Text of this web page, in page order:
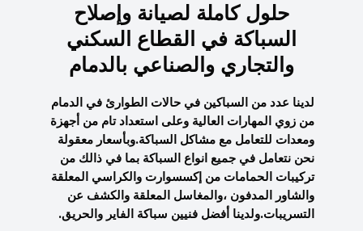
حلول كاملة لصيانة وإصلاح
السباكة في القطاع السكني
والتجاري والصناعي بالدمام
لدينا عدد من السباكين في حالات الطوارئ في الدمام
من زوي المهارات العالية وعلى استعداد تام من أجهزة
ومعدات للتعامل مع مشاكل السباكة.وبأسعار معقولة
نحن نتعامل في جميع انواع السباكة بما في ذالك من
تركيبات الحمامات من إكسسوارت والكراسي المعلقة
والشاور المدفون ،والمغاسل المعلقة والكشف عن
التسريبات.ولدينا أفضل فنيين سباكة الفاير والحريق.